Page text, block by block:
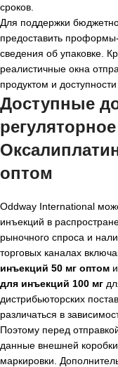
сроков.
Для поддержки
предоставить
сведения об упаковке.
реалистичные окна
продуктом и
Доступные
оптом
Oddway International
инъекций в
рыночного спроса и
торговых каналах
инъекций 50 мг оптом
для инъекций 100 мг
дистрибьюторских
различаться в
Поэтому перед
данные внешней
маркировки.